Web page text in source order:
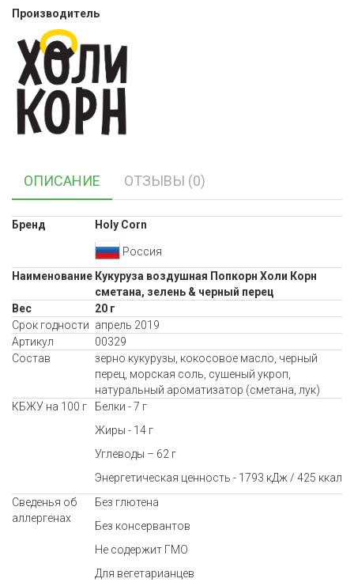
Производитель
ОПИСАНИЕ ОТЗЫВЫ (0)
Бренд Holy Corn
Россия
Наименование Кукуруза воздушная Попкорн Холи Корн
сметана, зелень & черный перец
Вес
20 г
Срок годности апрель 2019
Артикул
00329
Состав
зерно кукурузы, кокосовое масло, черный
перец, морская соль, сушеный укроп,
натуральный ароматизатор (сметана, лук)
КБЖУ на 100 г
Белки - 7 г
Жиры - 14 г
Углеводы – 62 г
Энергетическая ценность - 1793 кДж / 425 ккал
Сведенья об
аллергенах
Без глютена
Без консервантов
Не содержит ГМО
Для вегетарианцев